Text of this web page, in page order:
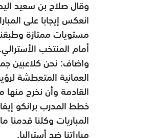
وقال صلاح بن سعيد
انعكس إيجابا على
مستويات ممتازة
أمام المنتخب الأسترالي.
واضاف: نحن كلاعبين
العمانية المتعطشة
القادمة وأن نخرج منها
خطط المدرب برانكو
المباريات وكلنا
مباراتنا ضد أستراليا.